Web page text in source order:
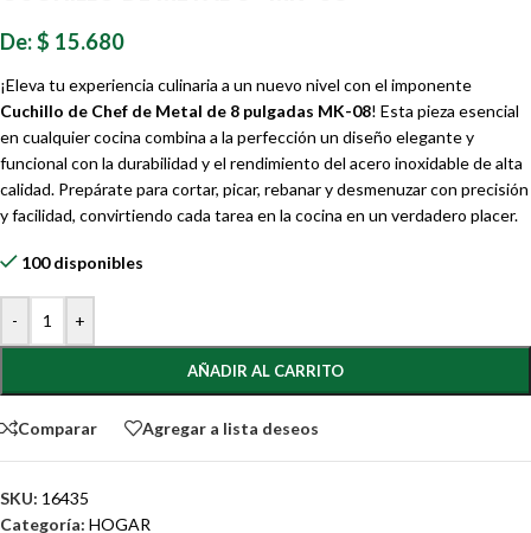
De:$ 15.680
¡Eleva tu experiencia culinaria a un nuevo nivel con el imponente
Cuchillo de Chef de Metal de 8 pulgadas MK-08! Esta pieza esencial
en cualquier cocina combina a la perfección un diseño elegante y
funcional con la durabilidad y el rendimiento del acero inoxidable de alta
calidad. Prepárate para cortar, picar, rebanar y desmenuzar con precisión
y facilidad, convirtiendo cada tarea en la cocina en un verdadero placer.
100 disponibles
- +
AÑADIR AL CARRITO
Comparar Agregar a lista deseos
SKU: 16435
Categoría: HOGAR